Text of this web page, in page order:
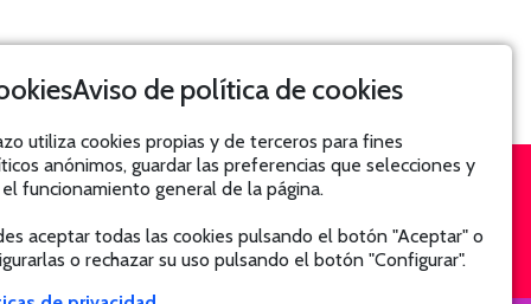
Aviso de política de cookies
utiliza cookies propias y de terceros para fines
anónimos, guardar las preferencias que selecciones y
funcionamiento general de la página.
aceptar todas las cookies pulsando el botón "Aceptar" o
o rechazar su uso pulsando el botón "Configurar".